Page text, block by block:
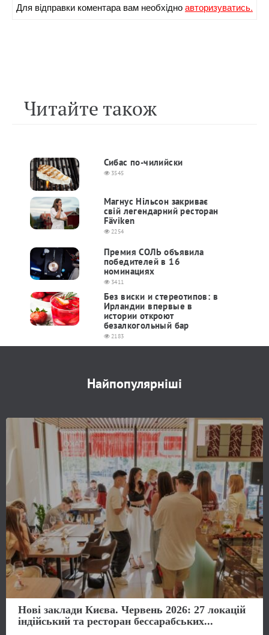
Для вiдправки коментара вам необхiдноавторизуватись.
Читайте також
Сибас по-чилийски
3545
Магнус Нільсон закриває
свій легендарний ресторан
Fäviken
2254
Премия СОЛЬ объявила
победителей в 16
номинациях
3411
Без виски и стереотипов: в
Ирландии впервые в
истории откроют
безалкогольный бар
2183
Найпопулярніші
Нові заклади Києва. Червень 2026: 27 локацій
індійський та ресторан бессарабських...